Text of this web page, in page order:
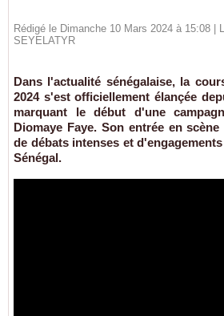
Rédigé le Dimanche 10 Mars 2024 à 15:08 |
SEYELATYR
Dans l'actualité sénégalaise, la
2024 s'est officiellement élançée
marquant le début d'une
Diomaye Faye. Son entrée en
de débats intenses et
Sénégal.